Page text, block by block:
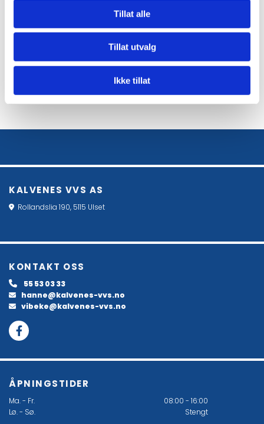
Tillat alle
Tillat utvalg
Ikke tillat
prosjektet starter. Sammen finner vi de
beste løsningene for ditt prosjekt. Dette vil
gi et sluttresultat du garantert blir fornøyd
med.
KALVENES VVS AS
 Rollandslia 190, 5115 Ulset
KONTAKT OSS
 55 53 03 33
 hanne@kalvenes-vvs.no
 vibeke@kalvenes-vvs.no
ÅPNINGSTIDER
Ma. - Fr.
08:00 - 16:00
Lø. - Sø.
Stengt